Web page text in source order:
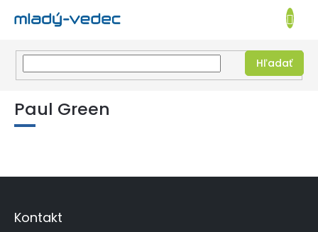
Prejsť
obsah
EUR
Hľadať
KOŠÍK
Paul Green
Kontakt